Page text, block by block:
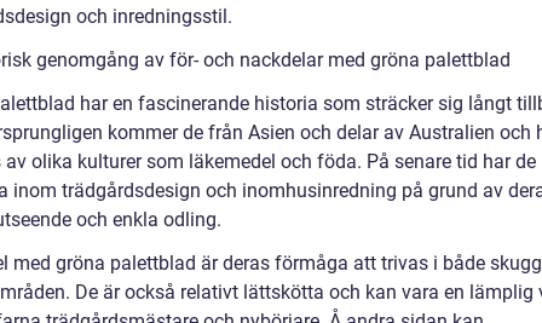
och inredningsstil.
genomgång av för- och nackdelar med gröna palettblad
har en fascinerande historia som sträcker sig långt
kommer de från Asien och delar av Australien och
olika kulturer som läkemedel och föda. På senare tid har
inom trädgårdsdesign och inomhusinredning på grund av
och enkla odling.
med gröna palettblad är deras förmåga att trivas i både
De är också relativt lättskötta och kan vara en lämplig